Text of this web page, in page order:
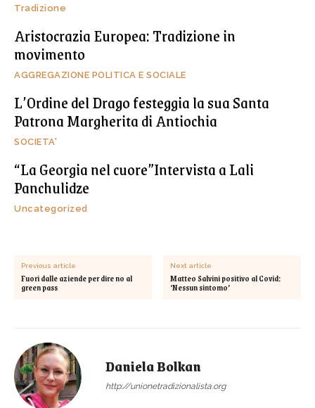
Tradizione
Aristocrazia Europea: Tradizione in
movimento
AGGREGAZIONE POLITICA E SOCIALE
L’Ordine del Drago festeggia la sua Santa
Patrona Margherita di Antiochia
SOCIETA'
“La Georgia nel cuore”Intervista a Lali
Panchulidze
Uncategorized
Previous article
Fuori dalle aziende per dire no al
green pass
Next article
Matteo Salvini positivo al Covid:
‘Nessun sintomo’
Daniela Bolkan
http://unionetradizionalista.org